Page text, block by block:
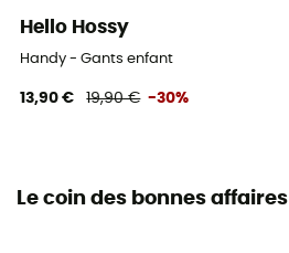
Hello Hossy
Handy - Gants enfant
13,90 € 19,90 € -30%
Le coin des bonnes affaires